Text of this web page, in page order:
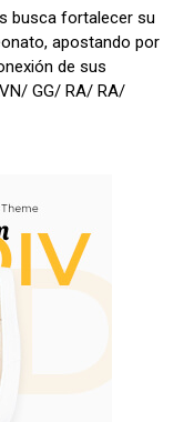
busca fortalecer su
apostando por
de sus
GG/ RA/ RA/